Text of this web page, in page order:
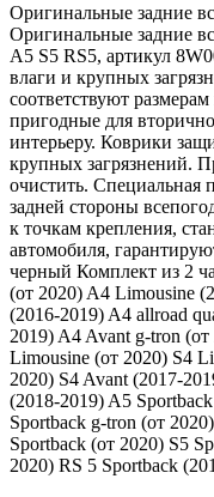
Оригинальные задние
Оригинальные задние
A5 S5 RS5, артикул
влаги и крупных
соответствуют
пригодные для
интерьеру. Коврики
крупных загрязнений.
очистить. Специальная
задней стороны
к точкам крепления,
автомобиля,
черный Комплект из 2
(от 2020) A4 Limousine
(2016-2019) A4 allroad
2019) A4 Avant g-tron
Limousine (от 2020) S4
2020) S4 Avant (2017-
(2018-2019) A5
Sportback g-tron (от
Sportback (от 2020) S5
2020) RS 5 Sportback